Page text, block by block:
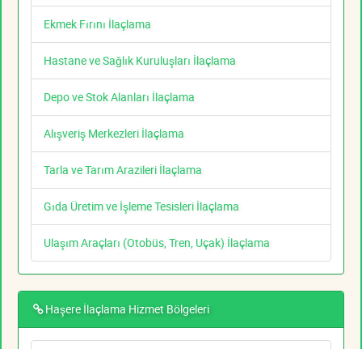
Ekmek Fırını İlaçlama
Hastane ve Sağlık Kuruluşları İlaçlama
Depo ve Stok Alanları İlaçlama
Alışveriş Merkezleri İlaçlama
Tarla ve Tarım Arazileri İlaçlama
Gıda Üretim ve İşleme Tesisleri İlaçlama
Ulaşım Araçları (Otobüs, Tren, Uçak) İlaçlama
Haşere İlaçlama Hizmet Bölgeleri